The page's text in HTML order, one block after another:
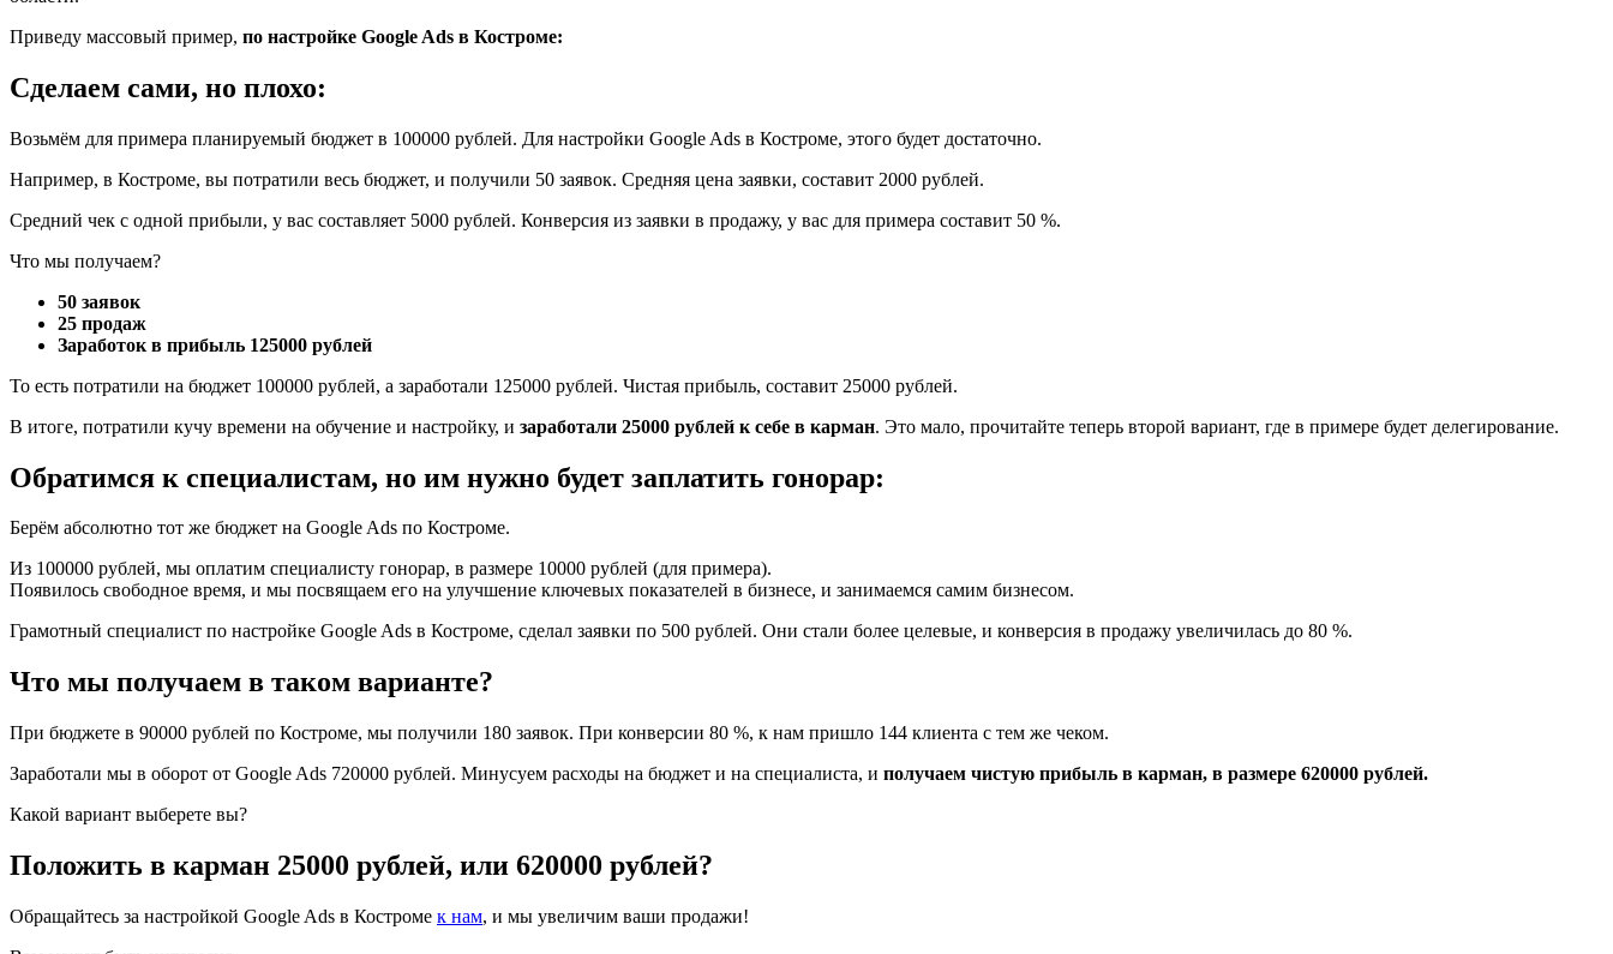
Приведу массовый пример, по настройке Google Ads в Костроме:
Сделаем сами, но плохо:
Возьмём для примера планируемый бюджет в 100000 рублей. Для настройки Google Ads в Костроме, этого будет достаточно.
Например, в Костроме, вы потратили весь бюджет, и получили 50 заявок. Средняя цена заявки, составит 2000 рублей.
Средний чек с одной прибыли, у вас составляет 5000 рублей. Конверсия из заявки в продажу, у вас для примера составит 50 %.
Что мы получаем?
50 заявок
25 продаж
Заработок в прибыль 125000 рублей
То есть потратили на бюджет 100000 рублей, а заработали 125000 рублей. Чистая прибыль, составит 25000 рублей.
В итоге, потратили кучу времени на обучение и настройку, и заработали 25000 рублей к себе в карман. Это мало, прочитайте теперь второй вариант, где в примере будет делегирование.
Обратимся к специалистам, но им нужно будет заплатить гонорар:
Берём абсолютно тот же бюджет на Google Ads по Костроме.
Из 100000 рублей, мы оплатим специалисту гонорар, в размере 10000 рублей (для примера).
Появилось свободное время, и мы посвящаем его на улучшение ключевых показателей в бизнесе, и занимаемся самим бизнесом.
Грамотный специалист по настройке Google Ads в Костроме, сделал заявки по 500 рублей. Они стали более целевые, и конверсия в продажу увеличилась до 80 %.
Что мы получаем в таком варианте?
При бюджете в 90000 рублей по Костроме, мы получили 180 заявок. При конверсии 80 %, к нам пришло 144 клиента с тем же чеком.
Заработали мы в оборот от Google Ads 720000 рублей. Минусуем расходы на бюджет и на специалиста, и получаем чистую прибыль в карман, в размере 620000 рублей.
Какой вариант выберете вы?
Положить в карман 25000 рублей, или 620000 рублей?
Обращайтесь за настройкой Google Ads в Костроме к нам, и мы увеличим ваши продажи!